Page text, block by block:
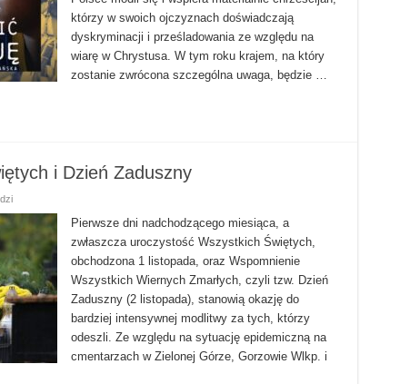
którzy w swoich ojczyznach doświadczają
dyskryminacji i prześladowania ze względu na
wiarę w Chrystusa. W tym roku krajem, na który
zostanie zwrócona szczególna uwaga, będzie …
i Dzień Zaduszny
Pierwsze dni nadchodzącego miesiąca, a
zwłaszcza uroczystość Wszystkich Świętych,
obchodzona 1 listopada, oraz Wspomnienie
Wszystkich Wiernych Zmarłych, czyli tzw. Dzień
Zaduszny (2 listopada), stanowią okazję do
bardziej intensywnej modlitwy za tych, którzy
odeszli. Ze względu na sytuację epidemiczną na
cmentarzach w Zielonej Górze, Gorzowie Wlkp. i